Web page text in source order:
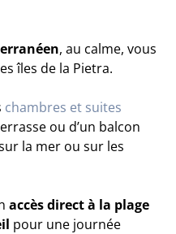
, au calme, vous
îles de la Pietra.
chambres et suites
ou d’un balcon
la mer ou sur les
accès direct à la plage
pour une journée